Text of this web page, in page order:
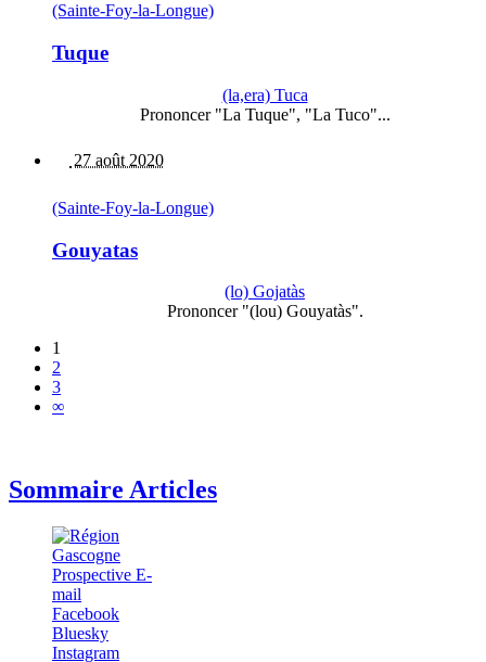
(Sainte-Foy-la-Longue)
Tuque
(la,era) Tuca
Prononcer "La Tuque", "La Tuco"...
27 août 2020
(Sainte-Foy-la-Longue)
Gouyatas
(lo) Gojatàs
Prononcer "(lou) Gouyatàs".
1
2
3
∞
Sommaire Articles